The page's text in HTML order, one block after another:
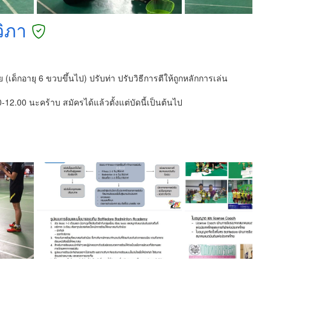
า
ด็กอายุ 6 ขวบขึ้นไป) ปรับท่า ปรับวิธีการตีให้ถูกหลักการเล่น
นะคร้าบ สมัครได้แล้วตั้งแต่บัดนี้เป็นต้นไป